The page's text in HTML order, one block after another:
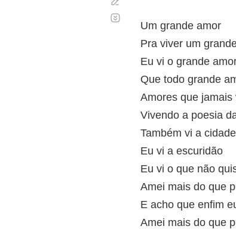
Um grande amor
Pra viver um
Eu vi o grande
Que todo grande
Amores que
Vivendo a poesia
Também vi a
Eu vi a escuridão
Eu vi o que não
Amei mais do que
E acho que enfim
Amei mais do que
automático